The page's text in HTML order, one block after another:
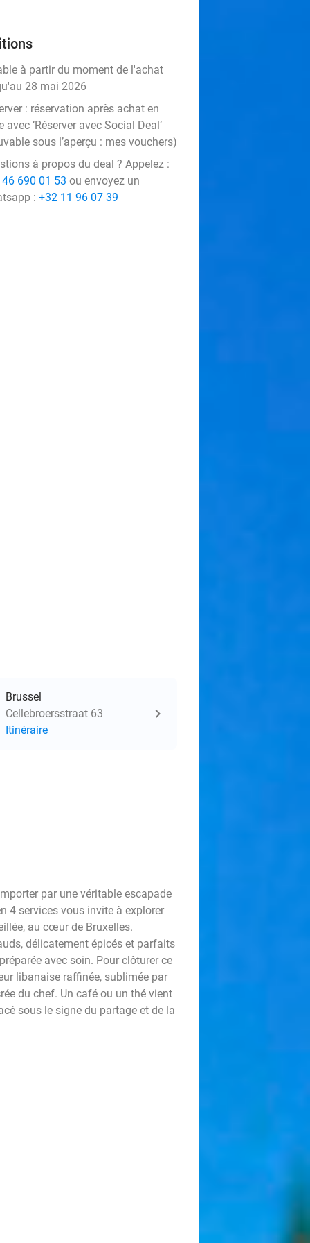
à partir du moment de l'achat
28 mai 2026
: réservation après achat en
avec ‘Réserver avec Social Deal’
sous l’aperçu : mes vouchers)
à propos du deal ? Appelez :
690 01 53 ou envoyez un
: +32 11 96 07 39
Brussel
Cellebroersstraat 63
Itinéraire
par une véritable escapade
4 services vous invite à explorer
au cœur de Bruxelles.
délicatement épicés et parfaits
avec soin. Pour clôturer ce
libanaise raffinée, sublimée par
du chef. Un café ou un thé vient
sous le signe du partage et de la